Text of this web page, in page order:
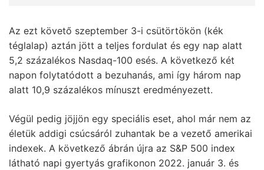
Az ezt követő szeptember 3-i csütörtökön (kék
téglalap) aztán jött a teljes fordulat és egy nap alatt
5,2 százalékos Nasdaq-100 esés. A következő két
napon folytatódott a bezuhanás, ami így három nap
alatt 10,9 százalékos mínuszt eredményezett.
Végül pedig jöjjön egy speciális eset, ahol már nem az
életük addigi csúcsáról zuhantak be a vezető amerikai
indexek. A következő ábrán újra az S&P 500 index
látható napi gyertyás grafikonon 2022. január 3. és